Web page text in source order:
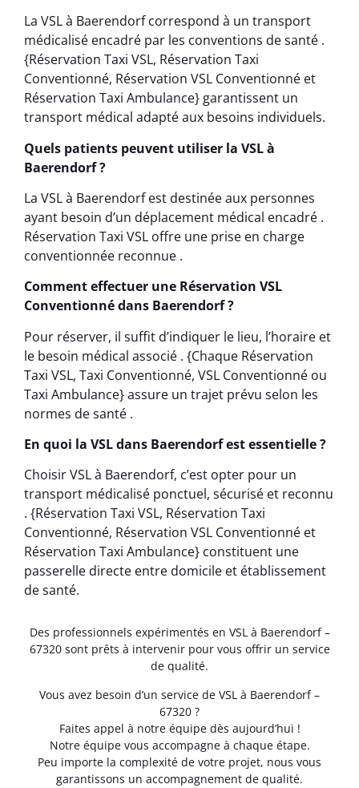
La VSL à Baerendorf correspond à un transport
médicalisé encadré par les conventions de santé .
{Réservation Taxi VSL, Réservation Taxi
Conventionné, Réservation VSL Conventionné et
Réservation Taxi Ambulance} garantissent un
transport médical adapté aux besoins individuels.
Quels patients peuvent utiliser la VSL à
Baerendorf ?
La VSL à Baerendorf est destinée aux personnes
ayant besoin d’un déplacement médical encadré .
Réservation Taxi VSL offre une prise en charge
conventionnée reconnue .
Comment effectuer une Réservation VSL
Conventionné dans Baerendorf ?
Pour réserver, il suffit d’indiquer le lieu, l’horaire et
le besoin médical associé . {Chaque Réservation
Taxi VSL, Taxi Conventionné, VSL Conventionné ou
Taxi Ambulance} assure un trajet prévu selon les
normes de santé .
En quoi la VSL dans Baerendorf est essentielle ?
Choisir VSL à Baerendorf, c’est opter pour un
transport médicalisé ponctuel, sécurisé et reconnu
. {Réservation Taxi VSL, Réservation Taxi
Conventionné, Réservation VSL Conventionné et
Réservation Taxi Ambulance} constituent une
passerelle directe entre domicile et établissement
de santé.
Des professionnels expérimentés en VSL à Baerendorf –
67320 sont prêts à intervenir pour vous offrir un service
de qualité.
Vous avez besoin d’un service de VSL à Baerendorf –
67320 ?
Faites appel à notre équipe dès aujourd’hui !
Notre équipe vous accompagne à chaque étape.
Peu importe la complexité de votre projet, nous vous
garantissons un accompagnement de qualité.